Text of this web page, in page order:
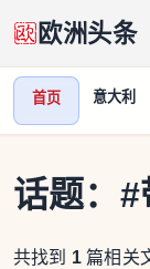
欧洲头条
首页 意大利
话题： #
共找到 1 篇相关